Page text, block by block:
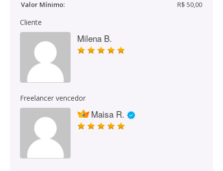
Valor Mínimo:
R$ 50,00
Cliente
Milena B.
Freelancer vencedor
Maisa R.